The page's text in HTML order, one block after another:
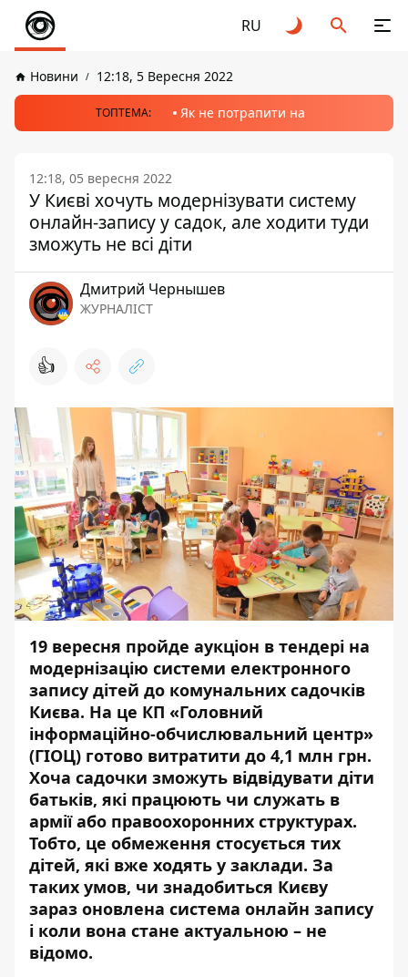
RU
Новини 12:18, 5 Вересня 2022
ТОПТЕМА: Як не потрапити на
12:18, 05 вересня 2022
У Києві хочуть модернізувати систему
онлайн-запису у садок, але ходити туди
зможуть не всі діти
Дмитрий Чернышев
ЖУРНАЛІСТ
👍
19 вересня пройде аукціон в тендері на
модернізацію системи електронного
запису дітей до комунальних садочків
Києва. На це КП «Головний
інформаційно-обчислювальний центр»
(ГІОЦ) готово витратити до 4,1 млн грн.
Хоча садочки зможуть відвідувати діти
батьків, які працюють чи служать в
армії або правоохоронних структурах.
Тобто, це обмеження стосується тих
дітей, які вже ходять у заклади. За
таких умов, чи знадобиться Києву
зараз оновлена система онлайн запису
і коли вона стане актуальною – не
відомо.